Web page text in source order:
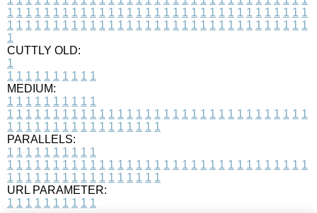
1 1 1 1 1 1 1 1 1 1 1 1 1 1 1 1 1 1 1 1 1 1 1 1 1 1 1 1 1 1 1 1 1
1 1 1 1 1 1 1 1 1 1 1 1 1 1 1 1 1 1 1 1 1 1 1 1 1 1 1 1 1 1 1 1 1
1
CUTTLY OLD:
1
1 1 1 1 1 1 1 1 1 1
MEDIUM:
1 1 1 1 1 1 1 1 1 1
1 1 1 1 1 1 1 1 1 1 1 1 1 1 1 1 1 1 1 1 1 1 1 1 1 1 1 1 1 1 1 1 1
1 1 1 1 1 1 1 1 1 1 1 1 1 1 1 1 1
PARALLELS:
1 1 1 1 1 1 1 1 1 1
1 1 1 1 1 1 1 1 1 1 1 1 1 1 1 1 1 1 1 1 1 1 1 1 1 1 1 1 1 1 1 1 1
1 1 1 1 1 1 1 1 1 1 1 1 1 1 1 1 1
URL PARAMETER:
1 1 1 1 1 1 1 1 1 1